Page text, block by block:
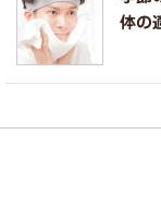
体の